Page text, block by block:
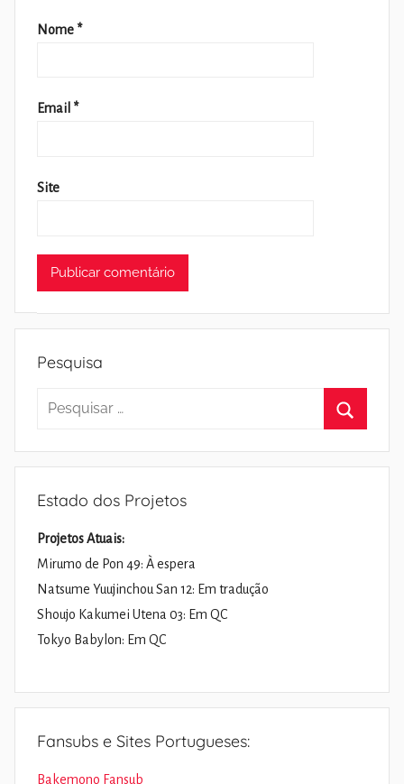
Nome *
Email *
Site
Pesquisa
Pesquisar
Estado dos Projetos
Projetos Atuais:
Mirumo de Pon 49: À espera
Natsume Yuujinchou San 12: Em tradução
Shoujo Kakumei Utena 03: Em QC
Tokyo Babylon: Em QC
Fansubs e Sites Portugueses:
Bakemono Fansub